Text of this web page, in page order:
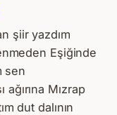
şiir yazdım
Eşiğinde
sen
Mızrap
dut dalının